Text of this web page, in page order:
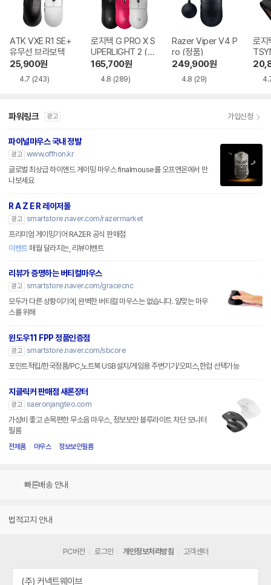
ATK VXE R1 SE+
유무선 브라보텍
25,900원
4.7 (243)
로지텍 G PRO X S
UPERLIGHT 2 (정
품)
165,700원
4.8 (289)
Razer Viper V4 P
ro (정품)
249,900원
4.8 (29)
로지
파워링크 광고 가입신청
파이널마우스 국내 정발
광고 www.offnon.kr
글로벌 최상급 하이엔드 게이밍 마우스 finalmouse를 오프앤온에서 만
나보세요
R A Z E R 레이저몰
광고 smartstore.naver.com/razermarket
프리미엄 게이밍기어 RAZER 공식 판매점
이벤트매월 달라지는, 리뷰이벤트
리뷰가 증명하는 버티컬마우스
광고 smartstore.naver.com/gracecnc
모두가 다른 상황이기에, 완벽한 버티컬 마우스는 없습니다. 알맞는 마우
스를 위해
윈도우11 FPP 정품인증점
광고 smartstore.naver.com/sbcore
포인트적립/한국정품/PC,노트북 USB설치/게임용 주변기기/오피스,한컴 선택가능
지클릭커 판매점 새론장터
광고 saeronjangteo.com
가성비 좋고 손목편한 무소음 마우스, 정보보안 블루라이트 차단 모니터
필름
전제품 마우스 정보보안필름
빠른배송 안내
법적고지 안내
PC버전 로그인 개인정보처리방침 고객센터
(주) 커넥트웨이브